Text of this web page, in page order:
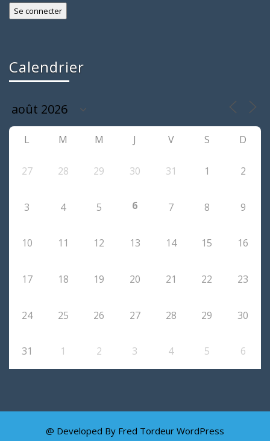
Calendrier
L M M J V S D
27 28 29 30 31 1 2
3 4 5 6 7 8 9
10 11 12 13 14 15 16
17 18 19 20 21 22 23
24 25 26 27 28 29 30
31 1 2 3 4 5 6
@ Developed By Fred Tordeur WordPress